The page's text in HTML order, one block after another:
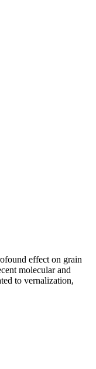
effect on grain
molecular and
to vernalization,